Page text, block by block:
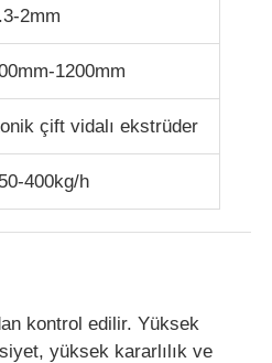
hattı
hattı
hattı
2mm
1200mm
çift vidalı ekstrüder
400kg/h
kontrol edilir. Yüksek
yüksek kararlılık ve